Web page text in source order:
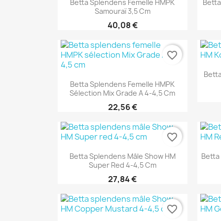
Betta Splendens Femelle HMPK
Samouraï 3,5 Cm
40,08 €
 Aperçu rapide
Betta Splendens Femelle HMPK
Sélection Mix Grade A 4-4,5 Cm
22,56 €
favorite_border
 Aperçu rapide
Betta Splendens Mâle Show HM
Super Red 4-4,5 Cm
27,84 €
favorite_border
Betta
favorite_border